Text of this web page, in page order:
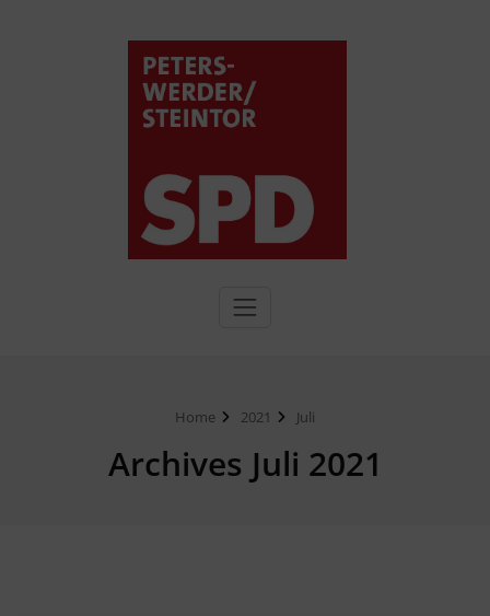
Home 2021 Juli
Archives Juli 2021